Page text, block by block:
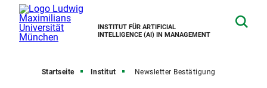
INSTITUT FÜR ARTIFICIAL
INTELLIGENCE (AI) IN MANAGEMENT
Startseite Institut Newsletter Bestätigung